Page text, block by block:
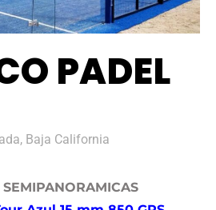
PADEL
Baja California
SEMIPANORAMICAS